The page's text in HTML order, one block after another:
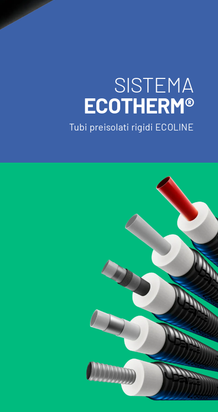
SISTEMA
ECOTHERM®
Tubi preisolati rigidi ECOLINE